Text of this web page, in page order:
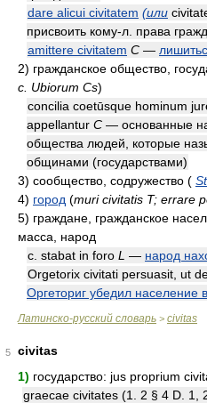
dare alicui civitatem (или
присвоить кому-л. права
amittere civitatem C —
2) гражданское общество,
c. Ubiorum Cs)
concilia coetūsque hominum
appellantur C — основанные
общества людей, которые
общинами (государствами)
3) сообщество, содружество (
4) город (muri civitatis T; errare
5) граждане, гражданское
масса, народ
c. stabat in foro L — народ
Orgetorix civitati persuasit, ut
Оргеториг убедил население
Латинско-русский словарь > civitas
5
civitas
1) государство: jus proprium
graecae civitates (1. 2 § 4 D. 1,